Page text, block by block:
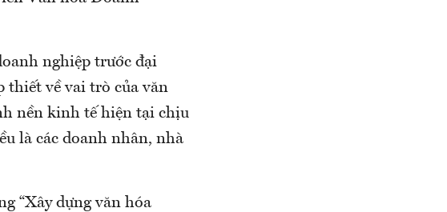
nghiệp trước đại
thiết về vai trò của văn
nền kinh tế hiện tại chịu
là các doanh nhân, nhà
“Xây dựng văn hóa